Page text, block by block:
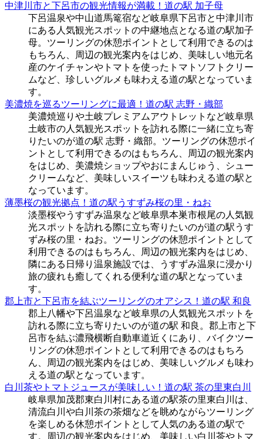
中津川市と下呂市の観光情報が満載！道の駅 加子母
下呂温泉や中山道馬篭宿など岐阜県下呂市と中津川市
にある人気観光スポットの中継地点となる道の駅加子
母。ツーリングの休憩ポイントとして利用できるのは
もちろん、周辺の観光案内をはじめ、美味しい地元名
産のケイチャンやトマトを使ったトマトソフトクリー
ムなど、珍しいグルメも味わえる道の駅となっていま
す。
美濃焼を巡るツーリングに最適！道の駅 志野・織部
美濃焼巡りや土岐プレミアムアウトレットなど岐阜県
土岐市の人気観光スポットを訪れる際に一緒に立ち寄
りたいのが道の駅 志野・織部。ツーリングの休憩ポイ
ントとして利用できるのはもちろん、周辺の観光案内
をはじめ、美濃焼ショップやおにまんじゅう、シュー
クリームなど、美味しいスイーツも味わえる道の駅と
なっています。
薄墨桜の観光拠点！道の駅うすずみ桜の里・ねお
淡墨桜やうすずみ温泉など岐阜県本巣市根尾の人気観
光スポットを訪れる際に立ち寄りたいのが道の駅うす
ずみ桜の里・ねお。ツーリングの休憩ポイントとして
利用できるのはもちろん、周辺の観光案内をはじめ、
隣にある日帰り温泉施設では、うすずみ温泉に浸かり
旅の疲れも癒してくれる便利な道の駅となっていま
す。
郡上市と下呂市を結ぶツーリングのオアシス！道の駅 和良
郡上八幡や下呂温泉など岐阜県の人気観光スポットを
訪れる際に立ち寄りたいのが道の駅 和良。郡上市と下
呂市を結ぶ濃飛横断自動車道近くにあり、バイクツー
リングの休憩ポイントとして利用できるのはもちろ
ん、周辺の観光案内をはじめ、美味しいグルメも味わ
える道の駅となっています。
白川茶やトマトジュースが美味しい！道の駅 茶の里東白川
岐阜県加茂郡東白川村にある道の駅茶の里東白川は、
清流白川や白川茶の茶畑などを眺めながらツーリング
を楽しめる休憩ポイントとして人気のある道の駅で
す。周辺の観光案内をはじめ、美味しい白川茶やトマ